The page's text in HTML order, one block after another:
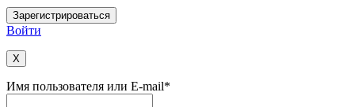
Войти
X
Имя пользователя или E-mail*